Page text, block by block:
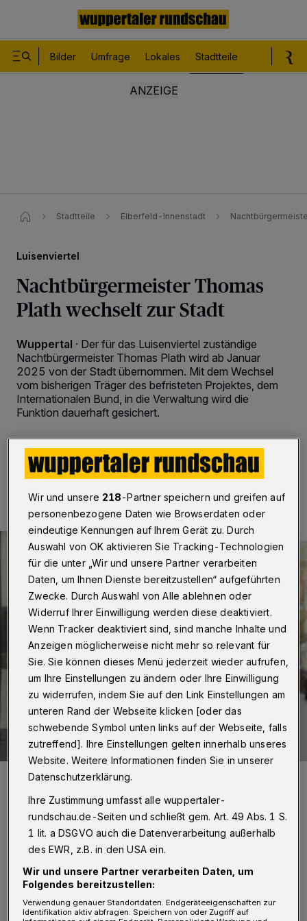
Bilder Umfrage Lokales Stadtteile
Stadtteile Elberfeld-Innenstadt
Luisenviertel
Nachtbürgermeister Thomas
Plath wechselt zur Stadt
Wuppertal · Der für das Luisenviertel zuständige
Nachtbürgermeister Thomas Plath wird ab Januar
2025 von der Stadt übernommen. Mit dem Wechsel
vom bisherigen Träger des befristeten Projektes, dem
Internationalen Bund, in die Verwaltung wird die
Funktion dauerhaft gesichert.
02.12.2024 , 12:29 Uhr 2 Minuten Lesezeit
Thomas Plath.
„Wir wollen mit diesem Schritt die gute und
erfolgreiche Arbeit von Thomas Plath
Wir und unsere 218-Partner speichern und greifen auf
personenbezogene Daten wie Browserdaten oder
eindeutige Kennungen auf Ihrem Gerät zu. Durch
Auswahl von OK aktivieren Sie Tracking-Technologien
für die unter „Wir und unsere Partner verarbeiten
Daten, um Ihnen Dienste bereitzustellen“ aufgeführten
Zwecke. Durch Auswahl von Alle ablehnen oder
Widerruf Ihrer Einwilligung werden diese deaktiviert.
Wenn Tracker deaktiviert sind, sind manche Inhalte und
Anzeigen möglicherweise nicht mehr so relevant für
Sie. Sie können dieses Menü jederzeit wieder aufrufen,
um Ihre Einstellungen zu ändern oder Ihre Einwilligung
zu widerrufen, indem Sie auf den Link Einstellungen am
unteren Rand der Webseite klicken [oder das
schwebende Symbol unten links auf der Webseite, falls
zutreffend]. Ihre Einstellungen gelten innerhalb unseres
Website. Weitere Informationen finden Sie in unserer
Datenschutzerklärung.
Ihre Zustimmung umfasst alle wuppertaler-
rundschau.de-Seiten und schließt gem. Art. 49 Abs. 1 S.
1 lit. a DSGVO auch die Datenverarbeitung außerhalb
des EWR, z.B. in den USA ein.
Wir und unsere Partner verarbeiten Daten, um
Folgendes bereitzustellen:
Verwendung genauer Standortdaten. Endgeräteeigenschaften zur
Identifikation aktiv abfragen. Speichern von oder Zugriff auf